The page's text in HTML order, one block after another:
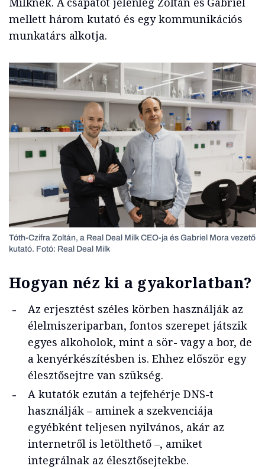
mellett három kutató és egy kommunikációs
munkatárs alkotja.
Tóth-Czifra Zoltán, a Real Deal Milk CEO-ja és Gabriel Mora vezető
kutató. Fotó: Real Deal Milk
Hogyan néz ki a gyakorlatban?
Az erjesztést széles körben használják az
élelmiszeriparban, fontos szerepet játszik
egyes alkoholok, mint a sör- vagy a bor, de
a kenyérkészítésben is. Ehhez először egy
élesztősejtre van szükség.
A kutatók ezután a tejfehérje DNS-t
használják – aminek a szekvenciája
egyébként teljesen nyilvános, akár az
internetről is letölthető –, amiket
integrálnak az élesztősejtekbe.